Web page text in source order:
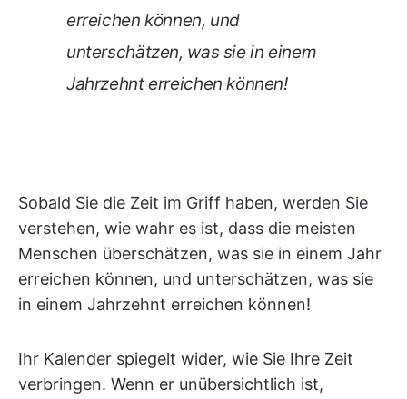
erreichen können, und
unterschätzen, was sie in einem
Jahrzehnt erreichen können!
Sobald Sie die Zeit im Griff haben, werden Sie
verstehen, wie wahr es ist, dass die meisten
Menschen überschätzen, was sie in einem Jahr
erreichen können, und unterschätzen, was sie
in einem Jahrzehnt erreichen können!
Ihr Kalender spiegelt wider, wie Sie Ihre Zeit
verbringen. Wenn er unübersichtlich ist,